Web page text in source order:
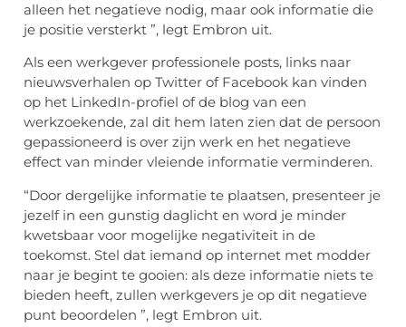
alleen het negatieve nodig, maar ook informatie die
je positie versterkt ”, legt Embron uit.
Als een werkgever professionele posts, links naar
nieuwsverhalen op Twitter of Facebook kan vinden
op het LinkedIn-profiel of de blog van een
werkzoekende, zal dit hem laten zien dat de persoon
gepassioneerd is over zijn werk en het negatieve
effect van minder vleiende informatie verminderen.
“Door dergelijke informatie te plaatsen, presenteer je
jezelf in een gunstig daglicht en word je minder
kwetsbaar voor mogelijke negativiteit in de
toekomst. Stel dat iemand op internet met modder
naar je begint te gooien: als deze informatie niets te
bieden heeft, zullen werkgevers je op dit negatieve
punt beoordelen ”, legt Embron uit.